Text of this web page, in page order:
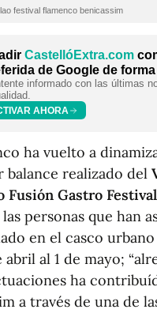
festival flamenco benicassim
CastellóExtra.com
de Google de
informado con las últimas
AHORA
ha vuelto a
balance realizado del
Fusión Gastro Festival
personas que han
en el casco
abril al 1 de mayo;
ha
a través de una de